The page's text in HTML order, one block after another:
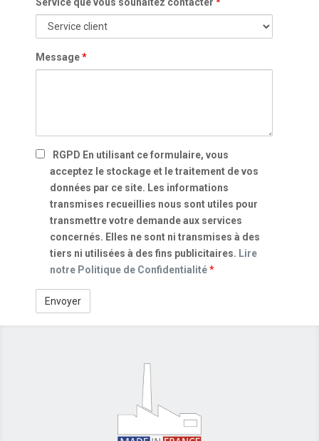
Message*
RGPD En utilisant ce formulaire, vous
acceptez le stockage et le traitement de vos
données par ce site. Les informations
transmises recueillies nous sont utiles pour
transmettre votre demande aux services
concernés. Elles ne sont ni transmises à des
tiers ni utilisées à des fins publicitaires. Lire
notre Politique de Confidentialité*
recatchpa